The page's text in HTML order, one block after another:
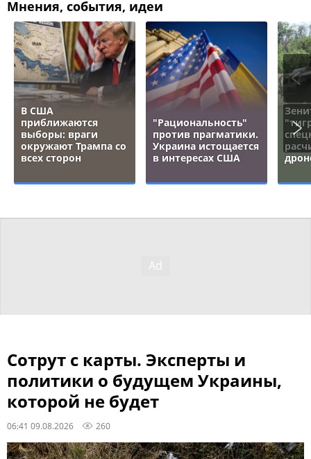
Мнения, события, идеи
В США
приближаются
выборы: враги
окружают Трампа со
всех сторон
"Рациональность"
против прагматики.
Украина истощается
в интересах США
Сотрут с карты. Эксперты и
политики о будущем Украины,
которой не будет
06:41 09.08.2026 260